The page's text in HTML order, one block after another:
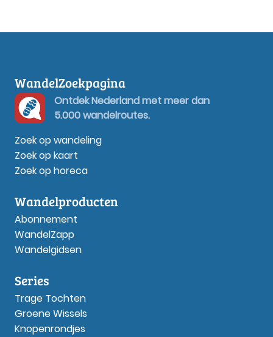
WandelZoekpagina
Ontdek Nederland met meer dan
5.000 wandelroutes.
Zoek op wandeling
Zoek op kaart
Zoek op horeca
Wandelproducten
Abonnement
WandelZapp
Wandelgidsen
Series
Trage Tochten
Groene Wissels
Knopenrondjes